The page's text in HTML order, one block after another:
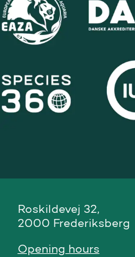
Roskildevej 32,
2000 Frederiksberg
Opening hours